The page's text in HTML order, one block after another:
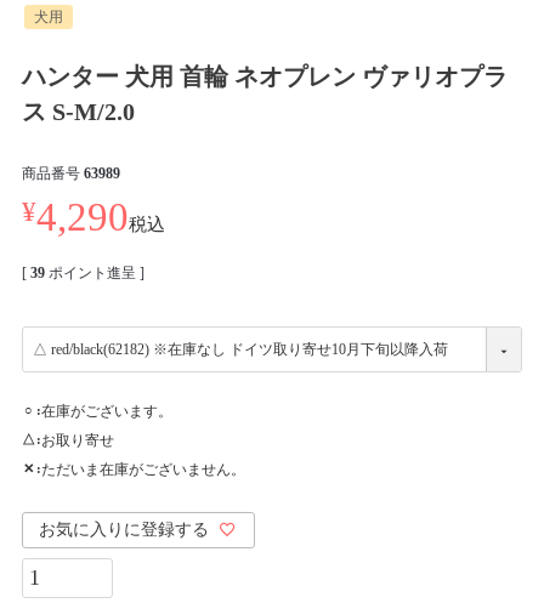
犬用
ハンター 犬用 首輪 ネオプレン ヴァリオプラ
ス S-M/2.0
商品番号 63989
¥4,290税込
[ 39 ポイント進呈 ]
○ 在庫がございます。
△ お取り寄せ
✕ ただいま在庫がございません。
お気に入りに登録する